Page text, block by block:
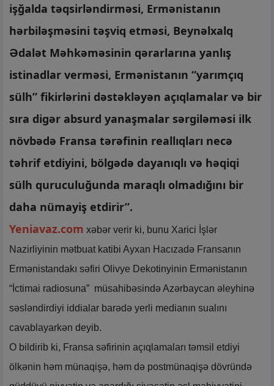
işğalda təqsirləndirməsi, Ermənistanın
hərbiləşməsini təşviq etməsi, Beynəlxalq
Ədalət Məhkəməsinin qərarlarına yanlış
istinadlar verməsi, Ermənistanın “yarımçıq
sülh” fikirlərini dəstəkləyən açıqlamalar və bir
sıra digər absurd yanaşmalar sərgiləməsi ilk
növbədə Fransa tərəfinin reallıqları necə
təhrif etdiyini, bölgədə dayanıqlı və həqiqi
sülh quruculuğunda maraqlı olmadığını bir
daha nümayiş etdirir”.
Yeniavaz.com xəbər verir ki, bunu Xarici İşlər
Nazirliyinin mətbuat katibi Ayxan Hacızadə Fransanın
Ermənistandakı səfiri Olivye Dekotinyinin Ermənistanın
“İctimai radiosuna” müsahibəsində Azərbaycan əleyhinə
səsləndirdiyi iddialar barədə yerli medianın sualını
cavablayarkən deyib.
O bildirib ki, Fransa səfirinin açıqlamaları təmsil etdiyi
ölkənin həm münaqişə, həm də postmünaqişə dövründə